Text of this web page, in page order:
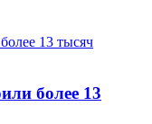
более 13